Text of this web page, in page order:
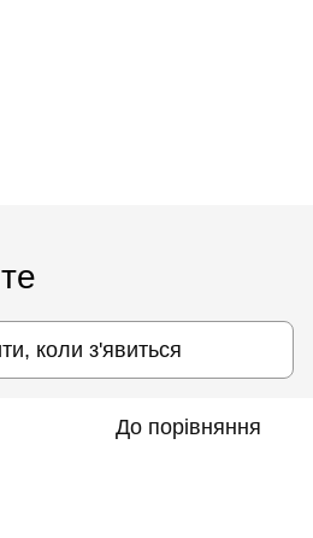
коли з'явиться
До порівняння